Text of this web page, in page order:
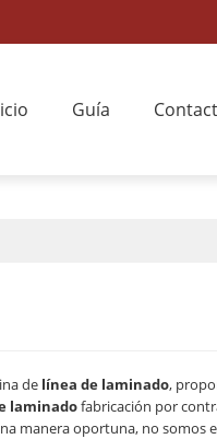
Guía
de línea de laminado,
laminadofabricación por
manera oportuna, no somos